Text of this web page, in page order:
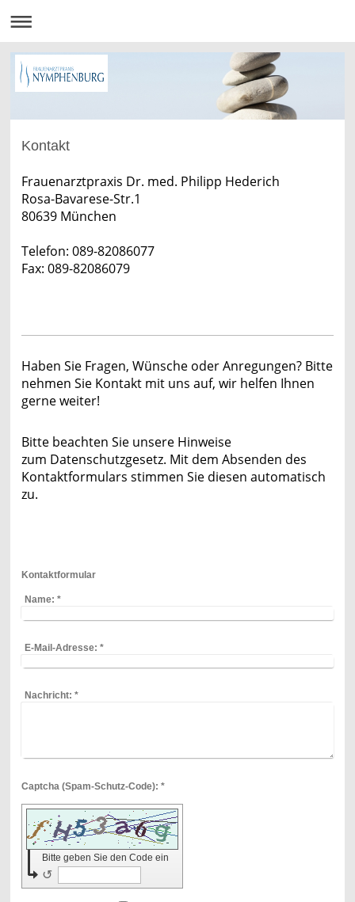
Kontakt
Frauenarztpraxis Dr. med. Philipp Hederich
Rosa-Bavarese-Str.1
80639 München
Telefon: 089-82086077
Fax: 089-82086079
Haben Sie Fragen, Wünsche oder Anregungen? Bitte
nehmen Sie Kontakt mit uns auf, wir helfen Ihnen
gerne weiter!
Bitte beachten Sie unsere Hinweise
zum Datenschutzgesetz. Mit dem Absenden des
Kontaktformulars stimmen Sie diesen automatisch
zu.
Kontaktformular
Name: *
E-Mail-Adresse: *
Nachricht: *
Captcha (Spam-Schutz-Code): *
Bitte geben Sie den Code ein
↺